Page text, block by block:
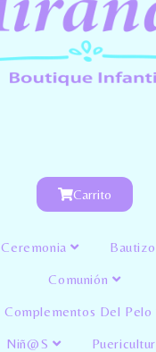
Carrito
Ceremonia Bautizo
Comunión
Complementos Del Pelo
Niñ@s